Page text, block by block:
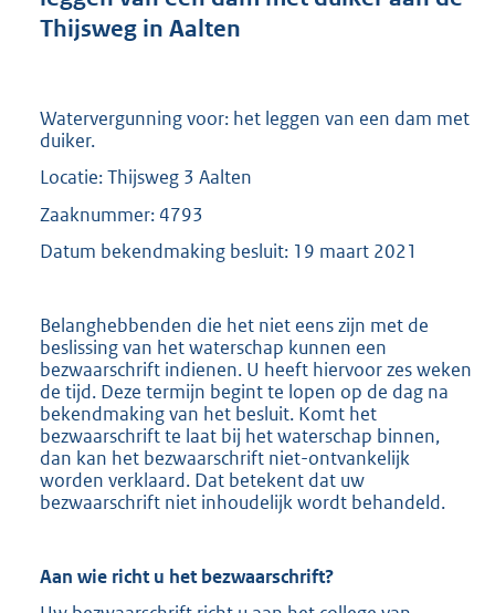
o
2
Thijsweg in Aalten
Watervergunning voor: het leggen van een dam met
duiker.
Locatie: Thijsweg 3 Aalten
Zaaknummer: 4793
Datum bekendmaking besluit: 19 maart 2021
Belanghebbenden die het niet eens zijn met de
beslissing van het waterschap kunnen een
bezwaarschrift indienen. U heeft hiervoor zes weken
de tijd. Deze termijn begint te lopen op de dag na
bekendmaking van het besluit. Komt het
bezwaarschrift te laat bij het waterschap binnen,
dan kan het bezwaarschrift niet-ontvankelijk
worden verklaard. Dat betekent dat uw
bezwaarschrift niet inhoudelijk wordt behandeld.
Aan wie richt u het bezwaarschrift?